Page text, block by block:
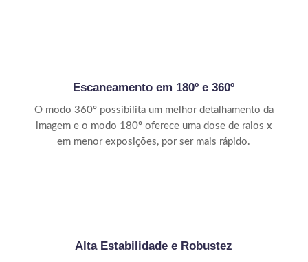
Escaneamento em 180º e 360º
O modo 360º possibilita um melhor detalhamento da
imagem e o modo 180º oferece uma dose de raios x
em menor exposições, por ser mais rápido.
Alta Estabilidade e Robustez